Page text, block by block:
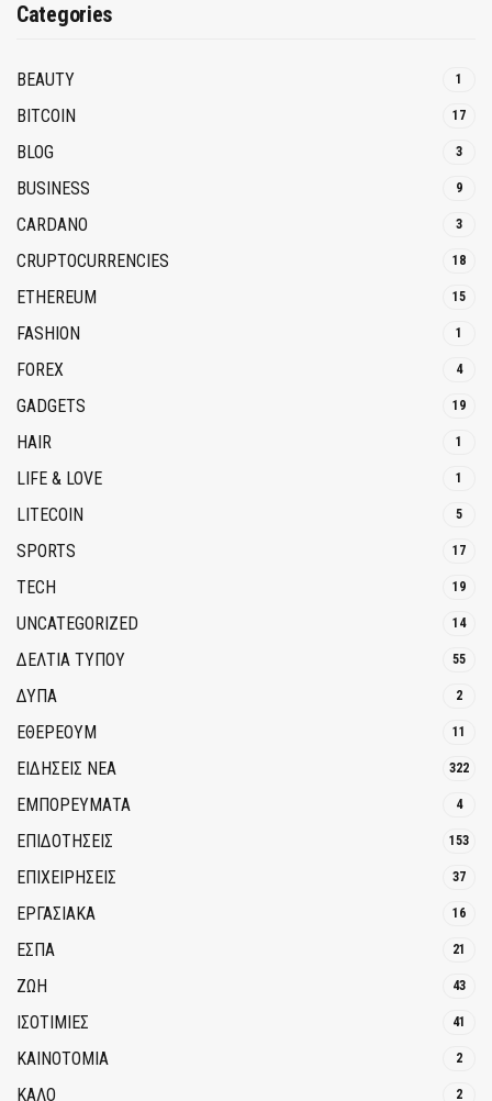
Categories
BEAUTY 1
BITCOIN 17
BLOG 3
BUSINESS 9
CARDANO 3
CRUPTOCURRENCIES 18
ETHEREUM 15
FASHION 1
FOREX 4
GADGETS 19
HAIR 1
LIFE & LOVE 1
LITECOIN 5
SPORTS 17
TECH 19
UNCATEGORIZED 14
ΔΕΛΤΙΑ ΤΥΠΟΥ 55
ΔΥΠΑ 2
ΕΘΈΡΕΟΥΜ 11
ΕΙΔΗΣΕΙΣ ΝΕΑ 322
ΕΜΠΟΡΕΥΜΑΤΑ 4
ΕΠΙΔΟΤΗΣΕΙΣ 153
ΕΠΙΧΕΙΡΗΣΕΙΣ 37
ΕΡΓΑΣΙΑΚΑ 16
ΕΣΠΑ 21
ΖΩΗ 43
ΙΣΟΤΙΜΙΕΣ 41
ΚΑΙΝΟΤΟΜΊΑ 2
ΚΑΛΟ 2